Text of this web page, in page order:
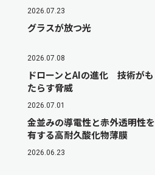
2026.07.23
グラスが放つ光
2026.07.08
ドローンとAIの進化 技術がも
たらす脅威
2026.07.01
金並みの導電性と赤外透明性を
有する高耐久酸化物薄膜
2026.06.23